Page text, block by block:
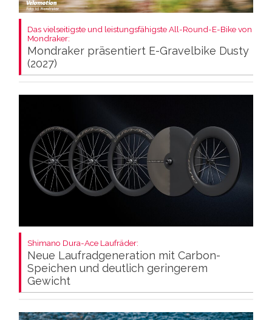
Das vielseitigste und leistungsfähigste All-Round-E-Bike von
Mondraker:
Mondraker präsentiert E-Gravelbike Dusty
(2027)
Shimano Dura-Ace Laufräder:
Neue Laufradgeneration mit Carbon-
Speichen und deutlich geringerem
Gewicht